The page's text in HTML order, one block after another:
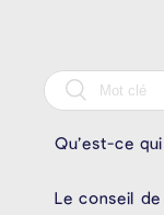
Qu’est-ce
Le conseil